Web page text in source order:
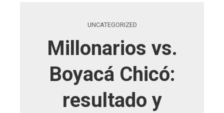
UNCATEGORIZED
Millonarios vs.
Boyacá Chicó:
resultado y